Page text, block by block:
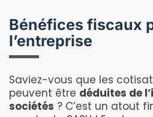
Bénéfices fiscaux
l’entreprise
Saviez-vous que les
peuvent être déduites de
sociétés ? C’est un atout